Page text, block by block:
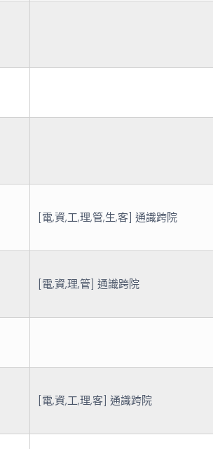
[電,資,工,理,管,生,客] 通識跨院
[電,資,理,管] 通識跨院
[電,資,工,理,客] 通識跨院